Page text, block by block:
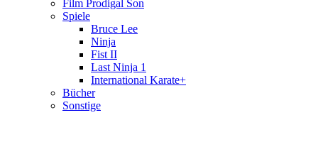
Film Prodigal Son
Spiele
Bruce Lee
Ninja
Fist II
Last Ninja 1
International Karate+
Bücher
Sonstige